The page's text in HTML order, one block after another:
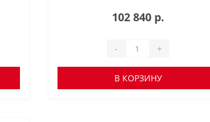
102 840 р.
- +
В КОРЗИНУ